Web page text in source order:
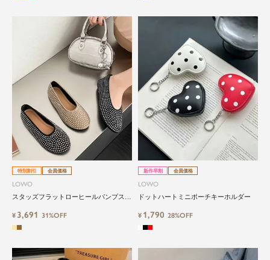
特別割引 会員価格
LOWO
スタッズフラットローヒールパンプス・
¥ 3,691 31%OFF
新作早割 会員価格
LOWO
ドットハートミニポーチキーホルダー
¥ 1,790 28%OFF